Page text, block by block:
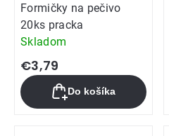
Formičky na pečivo
20ks pracka
Skladom
€3,79
Do košíka